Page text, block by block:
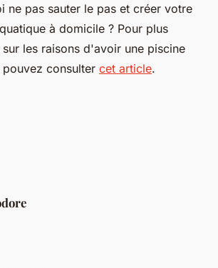
ne pas sauter le pas et créer votre
à domicile ? Pour plus
les raisons d'avoir une piscine
consulter cet article.